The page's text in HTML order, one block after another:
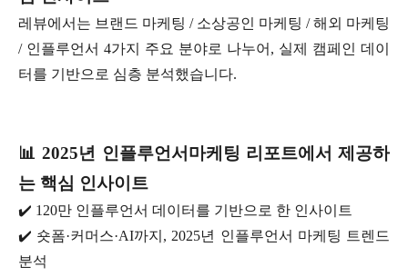
레뷰에서는 브랜드 마케팅 / 소상공인 마케팅 / 해외 마케팅
/ 인플루언서 4가지 주요 분야로 나누어, 실제 캠페인 데이
터를 기반으로 심층 분석했습니다.
📊 2025년 인플루언서마케팅 리포트에서 제공하
는 핵심 인사이트
✔️ 120만 인플루언서 데이터를 기반으로 한 인사이트
✔️ 숏폼·커머스·AI까지, 2025년 인플루언서 마케팅 트렌드
분석